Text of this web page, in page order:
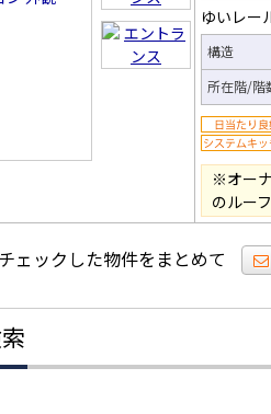
ゆいレー
構造
所在階/階
※オー
のルー
チェックした物件をまとめて